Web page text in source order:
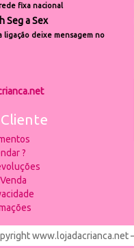
fixa nacional
Seg a Sex
ligação deixe mensagem no
?
www.lojadacrianca.net